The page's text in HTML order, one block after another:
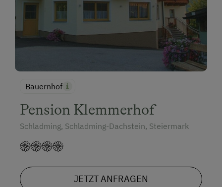
Bauernhof
Pension Klemmerhof
Schladming, Schladming-Dachstein, Steiermark
JETZT ANFRAGEN